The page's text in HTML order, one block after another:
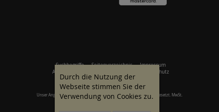
Suchbegriffe Seitenverzeichnis
Impressum
Allgemeine Geschäftsbedingungen
Datenschutz
Unser Angebot richtet sich an gewerbliche Kunden. Alle Preise zzgl. gesetzt. MwSt.
Durch die Nutzung der
Webseite stimmen Sie der
Verwendung von Cookies zu.